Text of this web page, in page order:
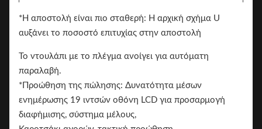
αυτοκόλλητο για το branding
Το σήμα.
Βασικά χαρακτηριστικά:
*Η αποστολή είναι πιο σταθερή: Η αρχική σχήμα U
αυξάνει το ποσοστό επιτυχίας στην αποστολή
Το ντουλάπι με το πλέγμα ανοίγει για αυτόματη
παραλαβή.
*Προώθηση της πώλησης: Δυνατότητα μέσων
ενημέρωσης 19 ιντσών οθόνη LCD για προσαρμογή
διαφήμισης, σύστημα μέλους,